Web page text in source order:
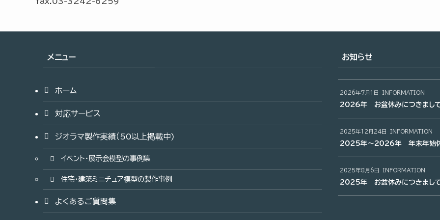
メニュー
ホーム
対応サービス
ジオラマ製作実績（50以上掲載中)
イベント・展示会模型の事例集
住宅・建築ミニチュア模型の製作事例
よくあるご質問集
お知らせ
2026年7月1日 INFORMATION
2026年 お盆休みにつきまし
2025年12月24日 INFORMATION
2025年～2026年 年末年始休
2025年8月6日 INFORMATION
2025年 お盆休みにつきまし